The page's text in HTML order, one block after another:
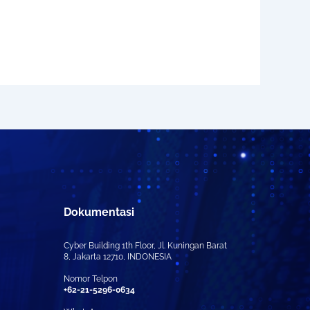
Dokumentasi
Cyber Building 1th Floor, Jl. Kuningan Barat
8, Jakarta 12710, INDONESIA
Nomor Telpon
+62-21-5296-0634